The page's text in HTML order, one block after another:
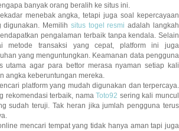
banyak orang beralih ke situs ini.
menebak angka, tetapi juga soal kepercayaan
digunakan. Memilih situs togel resmi adalah langkah
pengalaman terbaik tanpa kendala. Selain
metode transaksi yang cepat, platform ini juga
yang menguntungkan. Keamanan data pengguna
utama agar para bettor merasa nyaman setiap kali
angka keberuntungan mereka.
platform yang mudah digunakan dan terpercaya.
rekomendasi terbaik, namaToto92 sering kali muncul
sudah teruji. Tak heran jika jumlah pengguna terus
mencari tempat yang tidak hanya aman tapi juga